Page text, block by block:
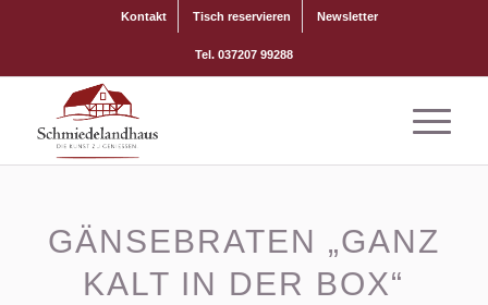
Kontakt Tisch reservieren Newsletter
Tel. 037207 99288
GÄNSEBRATEN „GANZ
KALT IN DER BOX“